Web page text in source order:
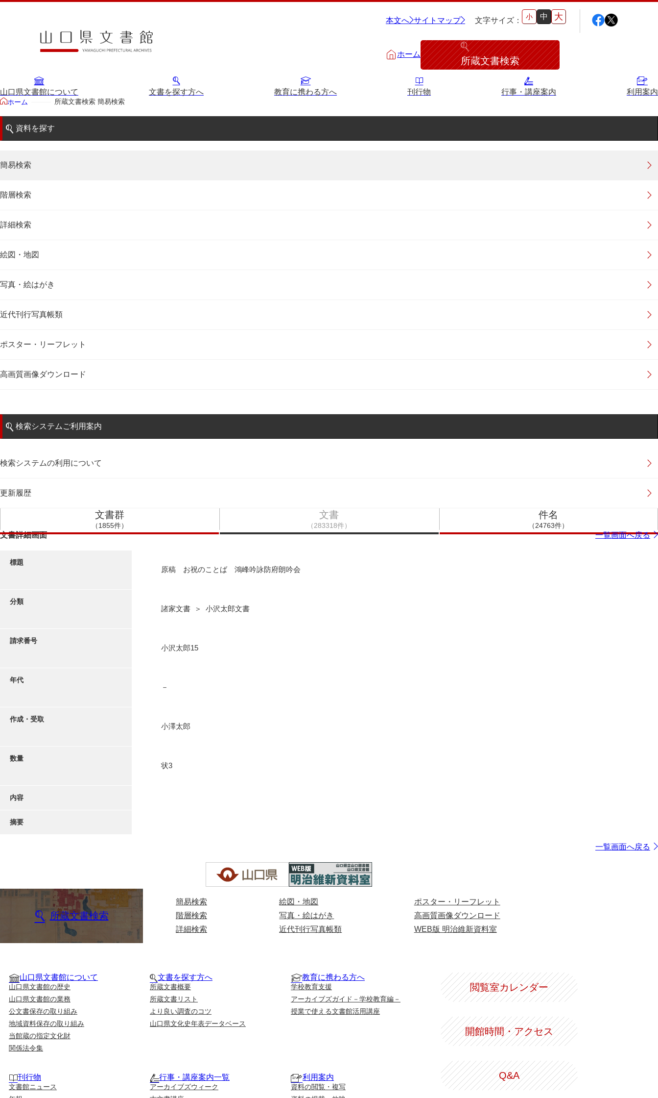
本文へ サイトマップ 文字サイズ： 小 中 大
ホーム
所蔵文書検索
山口県文書館について 文書を探す方へ 教育に携わる方へ 刊行物 行事・講座案内 利用案内
ホーム 所蔵文書検索 簡易検索
資料を探す
簡易検索
階層検索
詳細検索
絵図・地図
写真・絵はがき
近代刊行写真帳類
ポスター・リーフレット
高画質画像ダウンロード
検索システムご利用案内
検索システムの利用について
更新履歴
文書群
（1855件）
文書
（283318件）
件名
（24763件）
文書詳細画面 一覧画面へ戻る
標題
原稿 お祝のことば 鴻峰吟詠防府朗吟会
分類
諸家文書 ＞ 小沢太郎文書
請求番号
小沢太郎15
年代
－
作成・受取
小澤太郎
数量
状3
内容
摘要
一覧画面へ戻る
所蔵文書検索
簡易検索
階層検索
詳細検索
絵図・地図
写真・絵はがき
近代刊行写真帳類
ポスター・リーフレット
高画質画像ダウンロード
WEB版 明治維新資料室
山口県文書館について
山口県文書館の歴史
山口県文書館の業務
公文書保存の取り組み
地域資料保存の取り組み
当館蔵の指定文化財
関係法令集
文書を探す方へ
所蔵文書概要
所蔵文書リスト
より良い調査のコツ
山口県文化史年表データベース
教育に携わる方へ
学校教育支援
アーカイブズガイド－学校教育編－
授業で使える文書館活用講座
刊行物
文書館ニュース
行事・講座案内一覧
アーカイブズウィーク
利用案内
資料の閲覧・複写
閲覧室カレンダー
開館時間・アクセス
Q&A